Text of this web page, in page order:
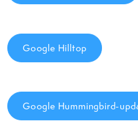
Google Hilltop
Google Hummingbird-